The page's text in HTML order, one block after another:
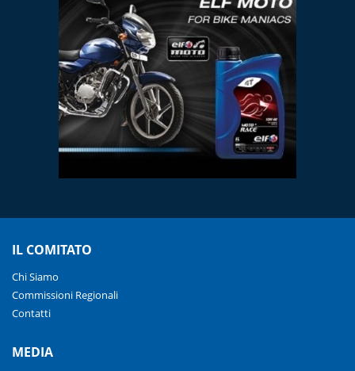
IL COMITATO
Chi Siamo
Commissioni Regionali
Contatti
MEDIA